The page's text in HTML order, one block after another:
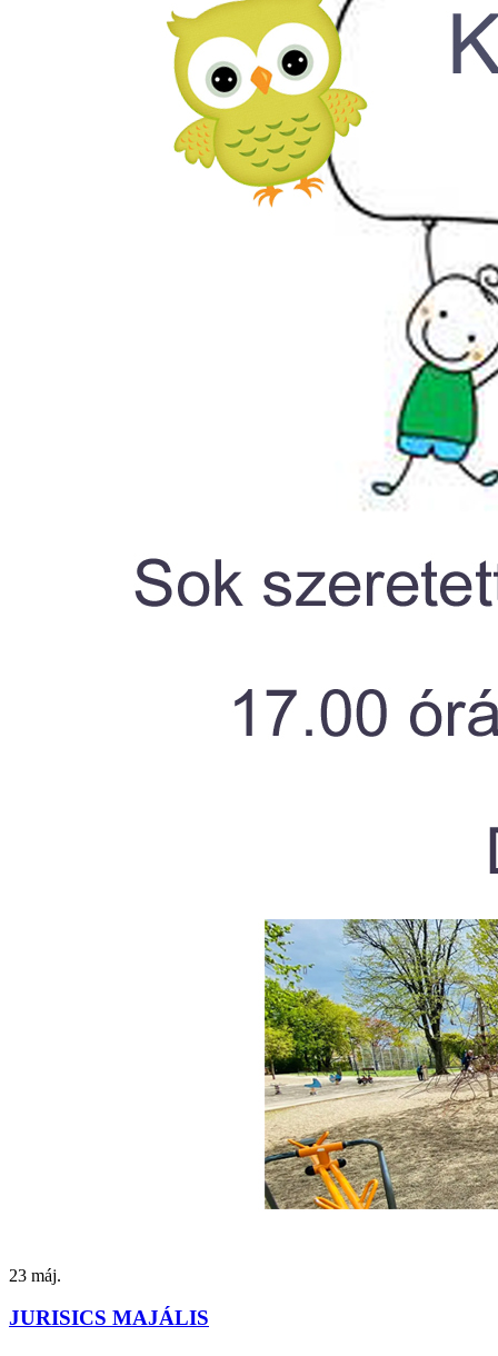
23 máj.
JURISICS MAJÁLIS